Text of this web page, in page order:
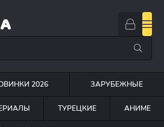
2026 ЗАРУБЕЖНЫЕ
ТУРЕЦКИЕ АНИМЕ